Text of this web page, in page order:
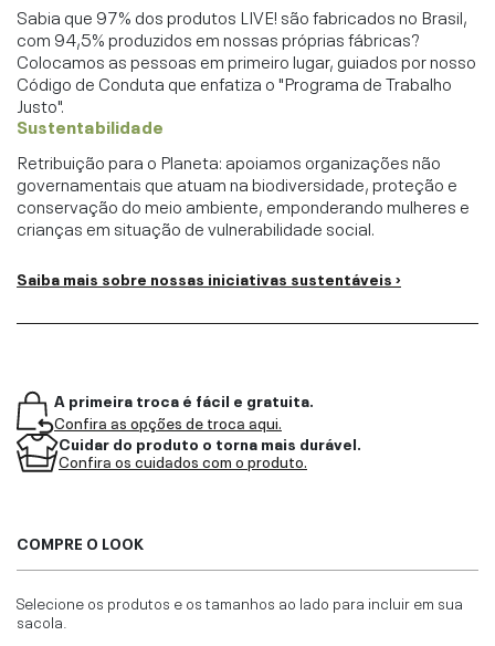
Sabia que 97% dos produtos LIVE! são fabricados no Brasil,
com 94,5% produzidos em nossas próprias fábricas?
Colocamos as pessoas em primeiro lugar, guiados por nosso
Código de Conduta que enfatiza o "Programa de Trabalho
Justo".
Sustentabilidade
Retribuição para o Planeta: apoiamos organizações não
governamentais que atuam na biodiversidade, proteção e
conservação do meio ambiente, emponderando mulheres e
crianças em situação de vulnerabilidade social.
Saiba mais sobre nossas iniciativas sustentáveis ›
A primeira troca é fácil e gratuita.
Confira as opções de troca aqui.
Cuidar do produto o torna mais durável.
Confira os cuidados com o produto.
COMPRE O LOOK
Selecione os produtos e os tamanhos ao lado para incluir em sua
sacola.